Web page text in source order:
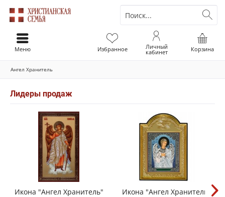
Корзина
Избранное Личный
кабинет
Меню
Ангел Хранитель
Лидеры продаж
Икона "Ангел Хранитель" Икона "Ангел Хранитель"